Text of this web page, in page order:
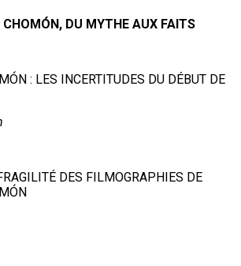
CHOMÓN, DU MYTHE AUX FAITS
: LES INCERTITUDES DU DÉBUT DE
DES FILMOGRAPHIES DE